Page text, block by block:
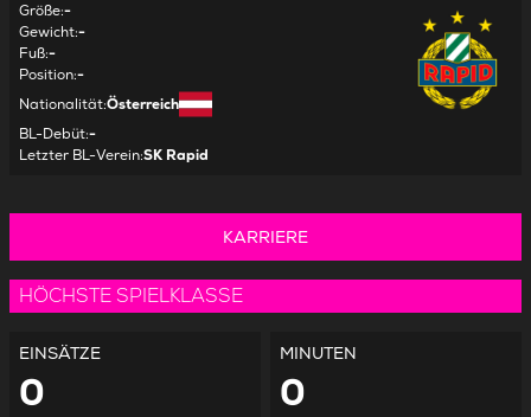
Größe:-
Gewicht:-
Fuß:-
Position:-
Nationalität:Österreich
BL-Debüt:-
Letzter BL-Verein:SK Rapid
KARRIERE
HÖCHSTE SPIELKLASSE
EINSÄTZE
0
MINUTEN
0